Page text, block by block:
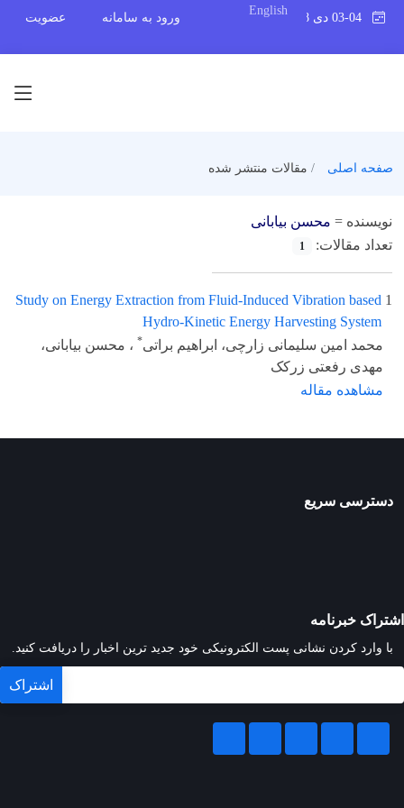
English
ورود به سامانه عضویت
صفحه اصلی مقالات منتشر شده
نویسنده = محسن بیابانی
تعداد مقالات:
1
1
Study on Energy Extraction from Fluid-Induced Vibration based
Hydro-Kinetic Energy Harvesting System
محمد امین سلیمانی زارچی، ابراهیم براتی* ، محسن بیابانی،
مهدی رفعتی زرکک
مشاهده مقاله
دسترسی سریع
اشتراک خبرنامه
با وارد کردن نشانی پست الکترونیکی خود جدید ترین اخبار را دریافت کنید.